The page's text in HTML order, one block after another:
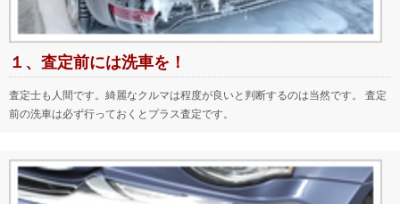
１、査定前には洗車を！
査定士も人間です。綺麗なクルマは程度が良いと判断するのは当然です。 査定
前の洗車は必ず行っておくとプラス査定です。